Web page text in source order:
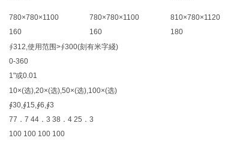
780×780×1100
160
780×780×1100
160
810×780×1120
180
∮312,使用范围>∮300(刻有米字綫)
0-360
1"或0.01
10×(选),20×(选),50×(选),100×(选)
∮30,∮15,∮6,∮3
77．7 44．3 38．4 25．3
100 100 100 100